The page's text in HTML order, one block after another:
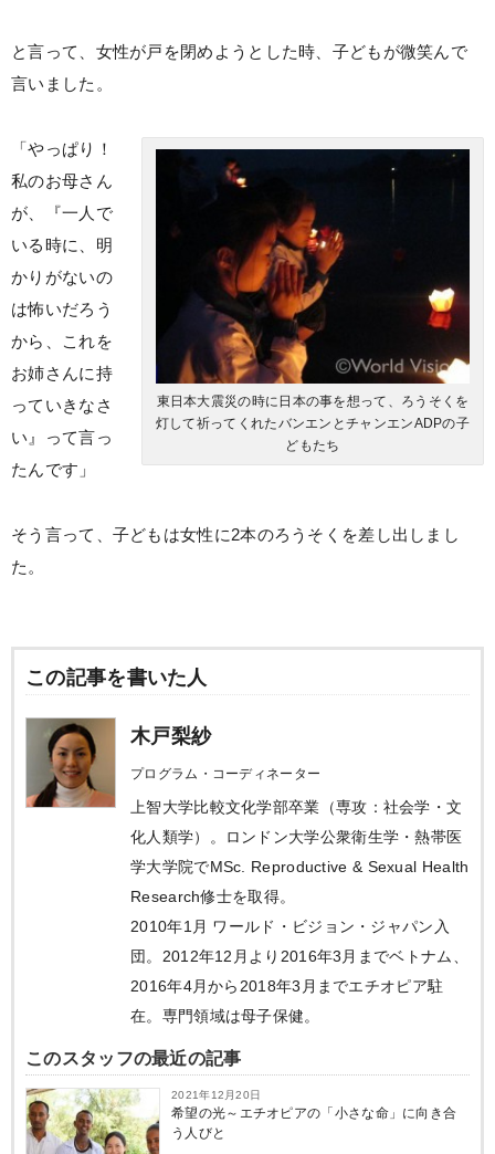
と言って、女性が戸を閉めようとした時、子どもが微笑んで
言いました。
東日本大震災の時に日本の事を想って、ろうそくを
灯して祈ってくれたバンエンとチャンエンADPの子
どもたち
「やっぱり！
私のお母さん
が、『一人で
いる時に、明
かりがないの
は怖いだろう
から、これを
お姉さんに持
っていきなさ
い』って言っ
たんです」
そう言って、子どもは女性に2本のろうそくを差し出しまし
た。
この記事を書いた人
木戸梨紗
プログラム・コーディネーター
上智大学比較文化学部卒業（専攻：社会学・文
化人類学）。ロンドン大学公衆衛生学・熱帯医
学大学院でMSc. Reproductive & Sexual Health
Research修士を取得。
2010年1月 ワールド・ビジョン・ジャパン入
団。2012年12月より2016年3月までベトナム、
2016年4月から2018年3月までエチオピア駐
在。専門領域は母子保健。
このスタッフの最近の記事
2021年12月20日
希望の光～エチオピアの「小さな命」に向き合
う人びと